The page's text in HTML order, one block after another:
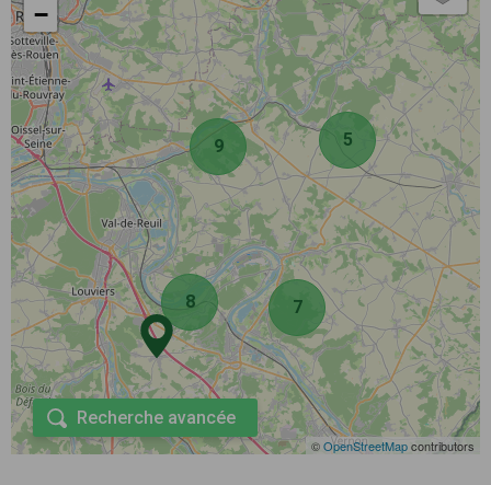
5
8
9
7
−
©OpenStreetMapcontributors
Recherche avancée